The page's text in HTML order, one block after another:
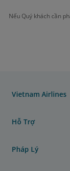
Nếu Quý khách cần
Vietnam Airlines
Hỗ Trợ
Pháp Lý